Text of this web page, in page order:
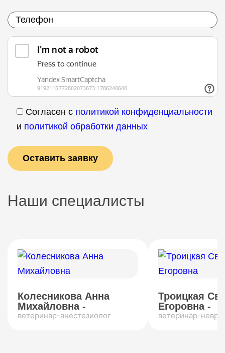
Согласен с политикой конфиденциальности
и политикой обработки данных
Наши специалисты
Колесникова Анна
Михайловна -
ветеринар-анестезиолог
Троицкая
Егоровна -
ветеринар-